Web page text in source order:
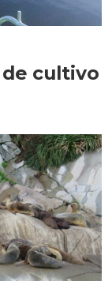
cultivo